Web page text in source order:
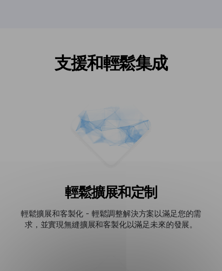
支援和輕鬆集成
輕鬆擴展和定制
輕鬆擴展和客製化 - 輕鬆調整解決方案以滿足您的需
求，並實現無縫擴展和客製化以滿足未來的發展。